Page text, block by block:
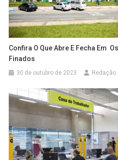
Confira O Que Abre E Fecha Em
Finados
30 de outubro de 2023 Redação